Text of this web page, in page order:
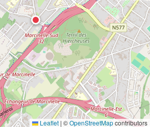
Leaflet | ©OpenStreetMapcontributors